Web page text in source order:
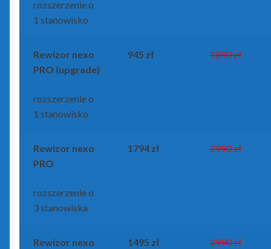
rozszerzenie o
1 stanowisko
Rewizor nexo
PRO (upgrade)
rozszerzenie o
1 stanowisko
945 zł 1890 zł
Rewizor nexo
PRO
rozszerzenie o
3 stanowiska
1794 zł 2990 zł
Rewizor nexo
1495 zł 2990 zł